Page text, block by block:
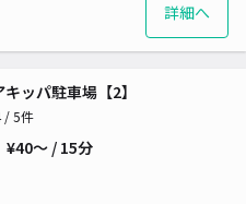
詳細へ
ッパ駐車場【2】
/ 5件
¥40〜 / 15分